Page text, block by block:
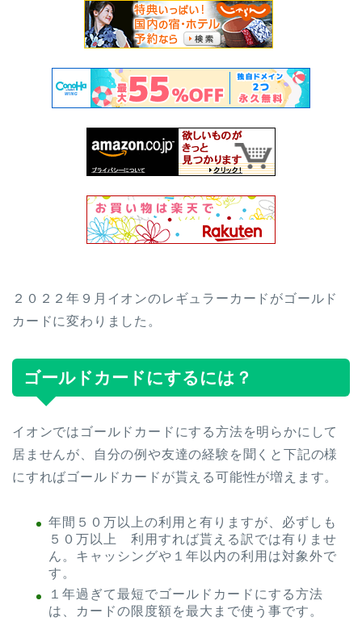
２０２２年９月イオンのレギュラーカードがゴールド
カードに変わりました。
ゴールドカードにするには？
イオンではゴールドカードにする方法を明らかにして
居ませんが、自分の例や友達の経験を聞くと下記の様
にすればゴールドカードが貰える可能性が増えます。
年間５０万以上の利用と有りますが、必ずしも
５０万以上 利用すれば貰える訳では有りませ
ん。キャッシングや１年以内の利用は対象外で
す。
１年過ぎて最短でゴールドカードにする方法
は、カードの限度額を最大まで使う事です。